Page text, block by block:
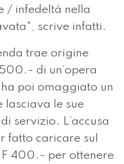
/ infedeltà nella
scrive infatti.
trae origine
di un’opera
ha poi omaggiato un
lasciava le sue
servizio. L’accusa
fatto caricare sul
400.- per ottenere